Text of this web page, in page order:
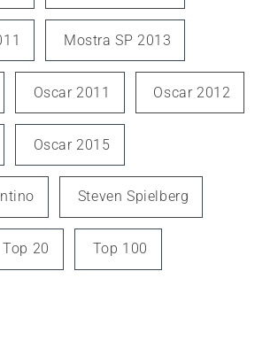
Mostra SP 2013
Oscar 2011 Oscar 2012
Oscar 2015
Steven Spielberg
Top 20 Top 100